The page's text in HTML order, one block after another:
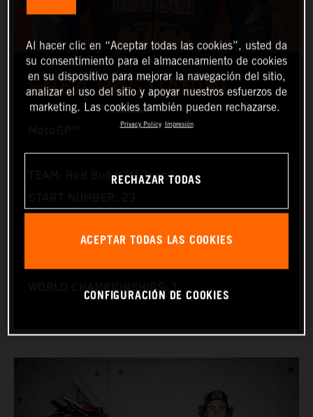
ENEA BASTIANINI
TEAM: Red Bull KTM Tech3
BIRTHDAY: 30.12.1997
BIKE: KTM RC16
WORLD CHAMPIONSHIPS: 1
Al hacer clic en “Aceptar todas las cookies”, usted da
su consentimiento para el almacenamiento de cookies
en su dispositivo para mejorar la navegación del sitio,
analizar el uso del sitio y apoyar nuestros esfuerzos de
marketing. Las cookies también pueden rechazarse.
Privacy Policy Impresión
RECHAZAR TODAS
ACEPTAR TODAS LAS COOKIES
CONFIGURACIÓN DE COOKIES